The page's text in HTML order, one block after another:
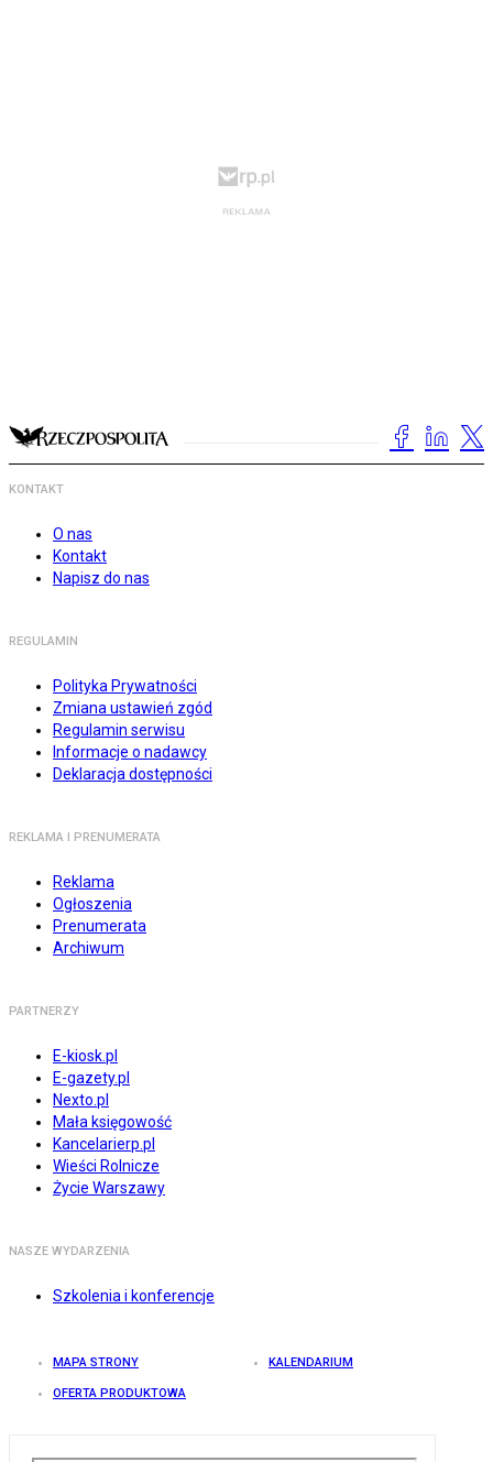
KONTAKT
O nas
Kontakt
Napisz do nas
REGULAMIN
Polityka Prywatności
Zmiana ustawień zgód
Regulamin serwisu
Informacje o nadawcy
Deklaracja dostępności
REKLAMA I PRENUMERATA
Reklama
Ogłoszenia
Prenumerata
Archiwum
PARTNERZY
E-kiosk.pl
E-gazety.pl
Nexto.pl
Mała księgowość
Kancelarierp.pl
Wieści Rolnicze
Życie Warszawy
NASZE WYDARZENIA
Szkolenia i konferencje
MAPA STRONY KALENDARIUM
OFERTA PRODUKTOWA